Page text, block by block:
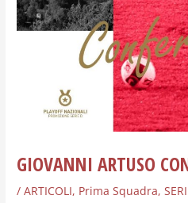
GIOVANNI ARTUSO
/ARTICOLI, Prima Squadra,